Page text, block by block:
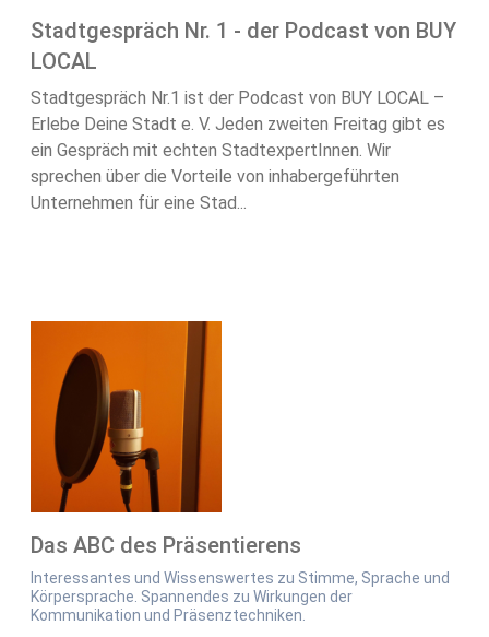
Stadtgespräch Nr. 1 - der Podcast von BUY
LOCAL
Stadtgespräch Nr.1 ist der Podcast von BUY LOCAL –
Erlebe Deine Stadt e. V. Jeden zweiten Freitag gibt es
ein Gespräch mit echten StadtexpertInnen. Wir
sprechen über die Vorteile von inhabergeführten
Unternehmen für eine Stad...
Das ABC des Präsentierens
Interessantes und Wissenswertes zu Stimme, Sprache und
Körpersprache. Spannendes zu Wirkungen der
Kommunikation und Präsenztechniken.